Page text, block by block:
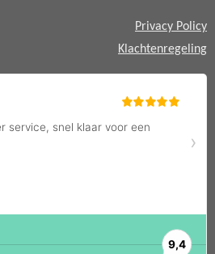
Privacy Policy
Klachtenregeling